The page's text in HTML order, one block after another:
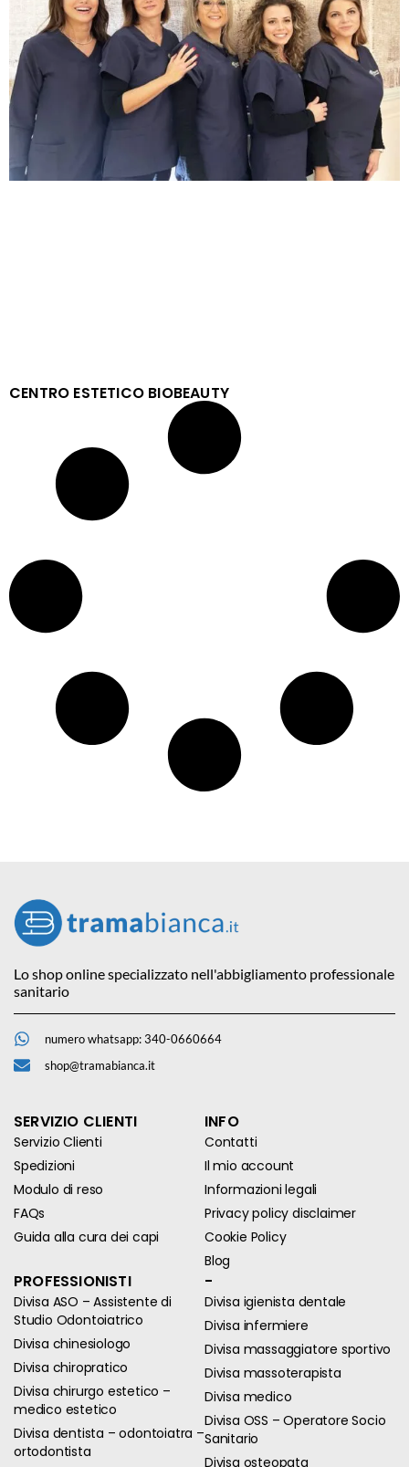
CENTRO ESTETICO BIOBEAUTY
Lo shop online specializzato nell'abbigliamento professionale
sanitario
numero whatsapp: 340-0660664
shop@tramabianca.it
SERVIZIO CLIENTI
Servizio Clienti
Spedizioni
Modulo di reso
FAQs
Guida alla cura dei capi
INFO
Contatti
Il mio account
Informazioni legali
Privacy policy disclaimer
Cookie Policy
Blog
PROFESSIONISTI
Divisa ASO – Assistente di
Studio Odontoiatrico
Divisa chinesiologo
Divisa chiropratico
Divisa chirurgo estetico –
medico estetico
Divisa dentista – odontoiatra –
ortodontista
-
Divisa igienista dentale
Divisa infermiere
Divisa massaggiatore sportivo
Divisa massoterapista
Divisa medico
Divisa OSS – Operatore Socio
Sanitario
Divisa osteopata